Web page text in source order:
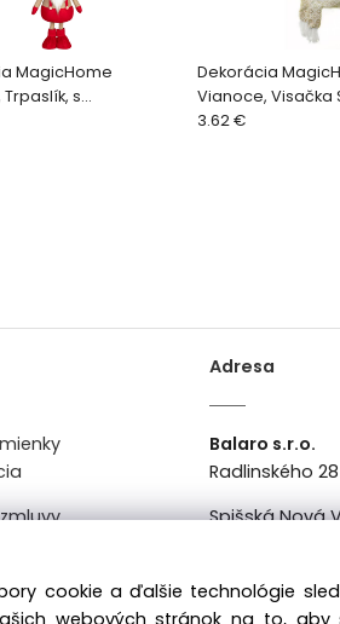
MagicHome
s
nohami, 13x21x90
Dekorácia
Vianoce, Visačka
cm
3.62 €
Adresa
Balaro s.r.o.
Radlinského 28
Spišská Nová
cookie a ďalšie technológie